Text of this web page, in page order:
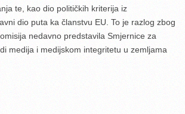
te, kao dio političkih kriterija iz
dio puta ka članstvu EU. To je razlog zbog
nedavno predstavila Smjernice za
medija i medijskom integritetu u zemljama